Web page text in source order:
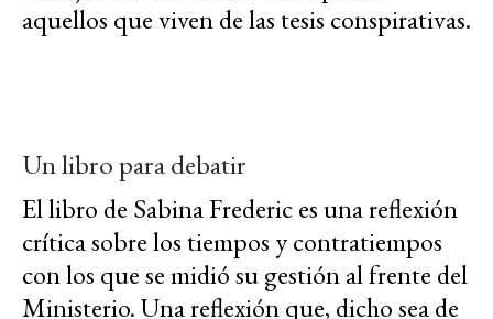
aquellos que viven de las tesis conspirativas.
Un libro para debatir
El libro de Sabina Frederic es una reflexión
crítica sobre los tiempos y contratiempos
con los que se midió su gestión al frente del
Ministerio. Una reflexión que, dicho sea de